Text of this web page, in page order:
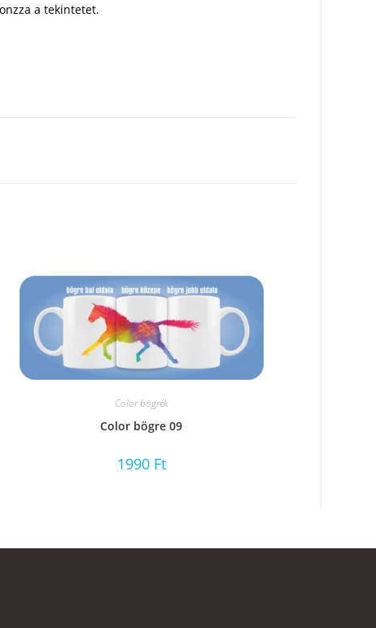
a tekintetet.
Color bögrék
Color bögre 09
1990 Ft